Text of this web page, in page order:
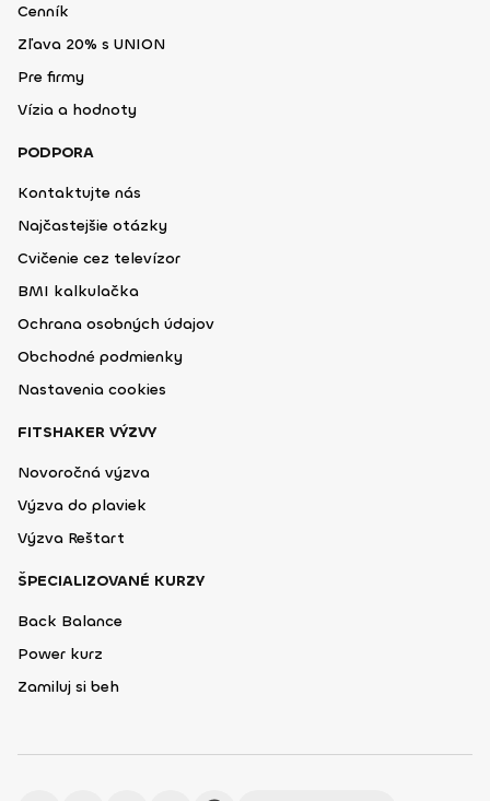
Cenník
Zľava 20% s UNION
Pre firmy
Vízia a hodnoty
PODPORA
Kontaktujte nás
Najčastejšie otázky
Cvičenie cez televízor
BMI kalkulačka
Ochrana osobných údajov
Obchodné podmienky
Nastavenia cookies
FITSHAKER VÝZVY
Novoročná výzva
Výzva do plaviek
Výzva Reštart
ŠPECIALIZOVANÉ KURZY
Back Balance
Power kurz
Zamiluj si beh